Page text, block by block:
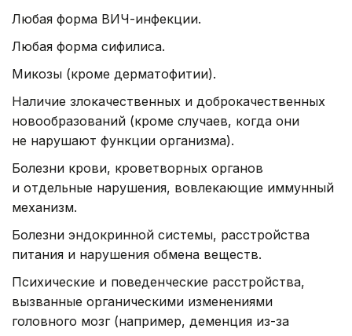
Любая форма ВИЧ-инфекции.
Любая форма сифилиса.
Микозы (кроме дерматофитии).
Наличие злокачественных и доброкачественных
новообразований (кроме случаев, когда они
не нарушают функции организма).
Болезни крови, кроветворных органов
и отдельные нарушения, вовлекающие иммунный
механизм.
Болезни эндокринной системы, расстройства
питания и нарушения обмена веществ.
Психические и поведенческие расстройства,
вызванные органическими изменениями
головного мозг (например, деменция из-за